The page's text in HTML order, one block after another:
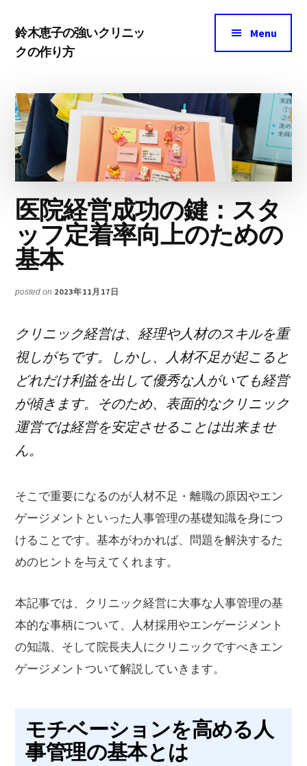
main
footer
menu
鈴木恵子の強いクリニッ
クの作り方
リ
ニ
ッ
ク
マ
ー
ケ
テ
ィ
ン
Menu
医院経営成功の鍵：スタ
ッフ定着率向上のための
基本
posted on 2023年11月17日
クリニック経営は、経理や人材のスキルを重
視しがちです。しかし、人材不足が起こると
どれだけ利益を出して優秀な人がいても経営
が傾きます。そのため、表面的なクリニック
運営では経営を安定させることは出来ませ
ん。
そこで重要になるのが人材不足・離職の原因やエン
ゲージメントといった人事管理の基礎知識を身につ
けることです。基本がわかれば、問題を解決するた
めのヒントを与えてくれます。
本記事では、クリニック経営に大事な人事管理の基
本的な事柄について、人材採用やエンゲージメント
の知識、そして院長夫人にクリニックですべきエン
ゲージメントついて解説していきます。
モチベーションを高める人
事管理の基本とは